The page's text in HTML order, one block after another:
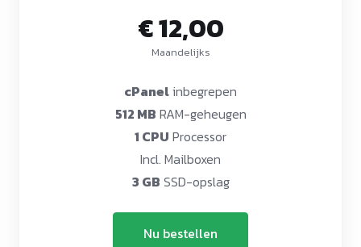
€ 12,00
Maandelijks
cPanelinbegrepen
512 MB RAM-geheugen
1 CPU Processor
Incl. Mailboxen
3 GB SSD-opslag
Nu bestellen